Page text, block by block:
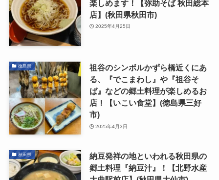
楽しめます！【弥助そば 秋田総本
店】(秋田県秋田市)
2025年4月25日
徳島県
祖谷のシンボルかずら橋近くにあ
る、『でこまわし』や『祖谷そ
ば』などの郷土料理が楽しめるお
店！【いこい食堂】(徳島県三好
市)
2025年4月3日
秋田県
納豆発祥の地といわれる秋田県の
郷土料理『納豆汁』！【北野水産